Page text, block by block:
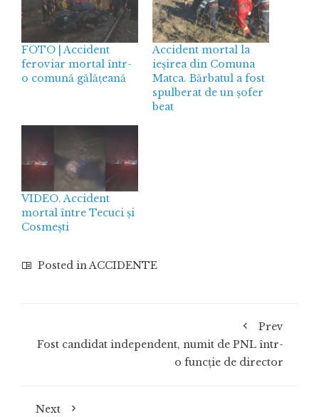
FOTO | Accident
feroviar mortal într-
o comună gălățeană
Accident mortal la
ieșirea din Comuna
Matca. Bărbatul a fost
spulberat de un șofer
beat
VIDEO. Accident
mortal între Tecuci și
Cosmești
Posted inACCIDENTE
Prev
Fost candidat independent, numit de PNL într-
o funcție de director
Next